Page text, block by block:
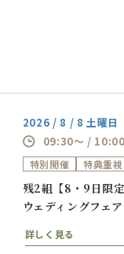
2026 / 8 / 8 土曜日
09:30～ /
特別開催 特典重視
残2組【8・9日限
ウェディングフェア
詳しく見る